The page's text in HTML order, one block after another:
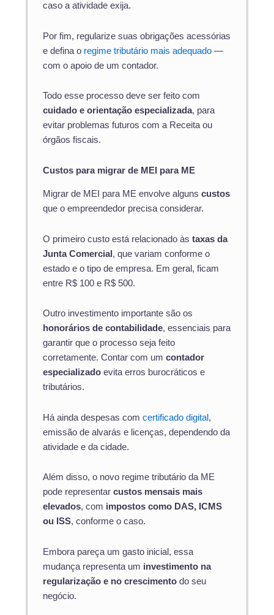
caso a atividade exija.
Por fim, regularize suas obrigações acessórias
e defina o regime tributário mais adequado —
com o apoio de um contador.
Todo esse processo deve ser feito com
cuidado e orientação especializada, para
evitar problemas futuros com a Receita ou
órgãos fiscais.
Custos para migrar de MEI para ME
Migrar de MEI para ME envolve alguns custos
que o empreendedor precisa considerar.
O primeiro custo está relacionado às taxas da
Junta Comercial , que variam conforme o
estado e o tipo de empresa. Em geral, ficam
entre R$ 100 e R$ 500.
Outro investimento importante são os
honorários de contabilidade, essenciais para
garantir que o processo seja feito
corretamente. Contar com um contador
especializado evita erros burocráticos e
tributários.
Há ainda despesas com certificado digital ,
emissão de alvarás e licenças, dependendo da
atividade e da cidade.
Além disso, o novo regime tributário da ME
pode representar custos mensais mais
elevados, com impostos como DAS, ICMS
ou ISS, conforme o caso.
Embora pareça um gasto inicial, essa
mudança representa um investimento na
regularização e no crescimento do seu
negócio.